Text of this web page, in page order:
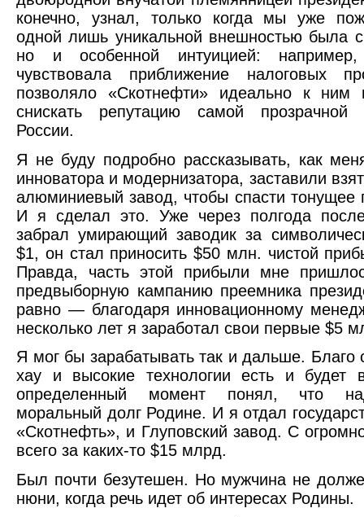
конечно, узнал, только когда мы уже
одной лишь уникальной внешностью была
но и особенной интуицией:
чувствовала приближение налоговых
позволяло «Скотнефти» идеально к ним
снискать репутацию самой
России.
Я не буду подробно рассказывать, как
инноватора и модернизатора, заставили
алюминиевый завод, чтобы спасти тонущее
И я сделал это. Уже через полгода
забрал умирающий заводик за
$1, он стал приносить $50 млн. чистой
Правда, часть этой прибыли мне
предвыборную кампанию преемника
равно — благодаря инновационному
несколько лет я заработал свои первые $5
Я мог бы зарабатывать так и дальше. Благо
хау и высокие технологии есть и будет
определенный момент понял, что
моральный долг Родине. И я отдал
«Скотнефть», и Глуповский завод. С
всего за каких-то $15 млрд.
Был почти безутешен. Но мужчина не
нюни, когда речь идет об интересах Родины.